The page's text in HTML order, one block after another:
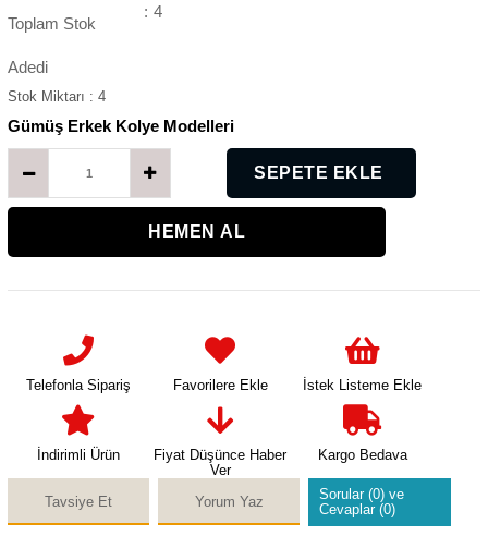
Toplam Stok
Adedi
: 4
Stok Miktarı : 4
Gümüş Erkek Kolye Modelleri
Telefonla Sipariş Favorilere Ekle İstek Listeme Ekle
İndirimli Ürün
Fiyat Düşünce Haber
Ver
Kargo Bedava
Tavsiye Et Yorum Yaz
Sorular (0) ve
Cevaplar (0)